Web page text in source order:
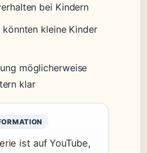
bei Kindern
könnten kleine Kinder
möglicherweise
klar
ist auf YouTube,